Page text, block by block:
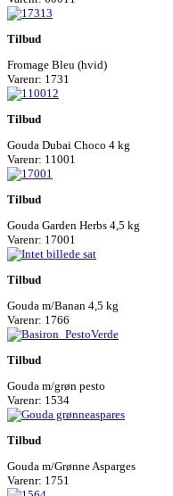
Tilbud
Fromage Bleu (hvid)
Varenr: 1731
Tilbud
Gouda Dubai Choco 4 kg
Varenr: 11001
Tilbud
Gouda Garden Herbs 4,5 kg
Varenr: 17001
Tilbud
Gouda m/Banan 4,5 kg
Varenr: 1766
Tilbud
Gouda m/grøn pesto
Varenr: 1534
Tilbud
Gouda m/Grønne Asparges
Varenr: 1751